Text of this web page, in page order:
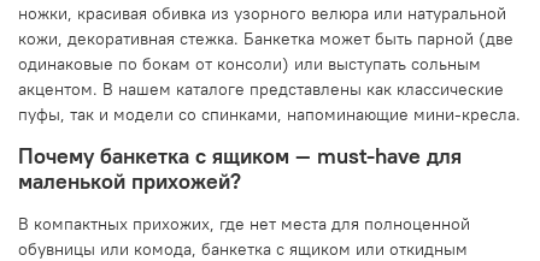
ножки, красивая обивка из узорного велюра или натуральной
кожи, декоративная стежка. Банкетка может быть парной (две
одинаковые по бокам от консоли) или выступать сольным
акцентом. В нашем каталоге представлены как классические
пуфы, так и модели со спинками, напоминающие мини-кресла.
Почему банкетка с ящиком — must-have для
маленькой прихожей?
В компактных прихожих, где нет места для полноценной
обувницы или комода, банкетка с ящиком или откидным